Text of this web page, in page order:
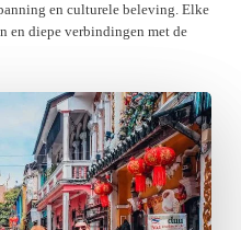
en culturele beleving. Elke
en diepe verbindingen met de